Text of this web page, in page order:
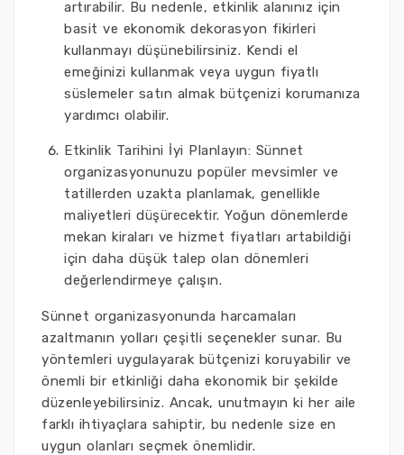
artırabilir. Bu nedenle, etkinlik alanınız için
basit ve ekonomik dekorasyon fikirleri
kullanmayı düşünebilirsiniz. Kendi el
emeğinizi kullanmak veya uygun fiyatlı
süslemeler satın almak bütçenizi korumanıza
yardımcı olabilir.
Etkinlik Tarihini İyi Planlayın: Sünnet
organizasyonunuzu popüler mevsimler ve
tatillerden uzakta planlamak, genellikle
maliyetleri düşürecektir. Yoğun dönemlerde
mekan kiraları ve hizmet fiyatları artabildiği
için daha düşük talep olan dönemleri
değerlendirmeye çalışın.
Sünnet organizasyonunda harcamaları
azaltmanın yolları çeşitli seçenekler sunar. Bu
yöntemleri uygulayarak bütçenizi koruyabilir ve
önemli bir etkinliği daha ekonomik bir şekilde
düzenleyebilirsiniz. Ancak, unutmayın ki her aile
farklı ihtiyaçlara sahiptir, bu nedenle size en
uygun olanları seçmek önemlidir.